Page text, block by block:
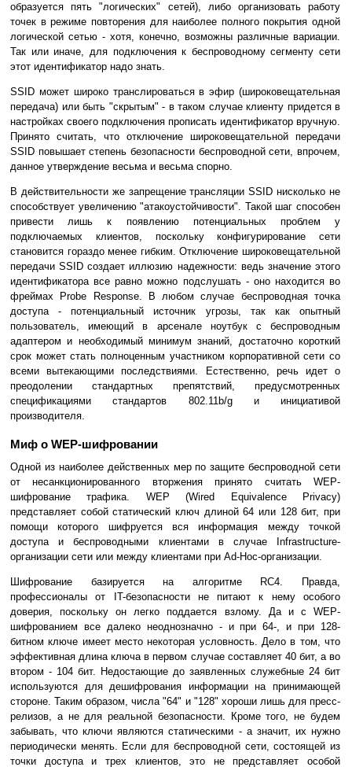
образуется пять "логических" сетей), либо организовать работу
точек в режиме повторения для наиболее полного покрытия одной
логической сетью - хотя, конечно, возможны различные вариации.
Так или иначе, для подключения к беспроводному сегменту сети
этот идентификатор надо знать.
SSID может широко транслироваться в эфир (широковещательная
передача) или быть "скрытым" - в таком случае клиенту придется в
настройках своего подключения прописать идентификатор вручную.
Принято считать, что отключение широковещательной передачи
SSID повышает степень безопасности беспроводной сети, впрочем,
данное утверждение весьма и весьма спорно.
В действительности же запрещение трансляции SSID нисколько не
способствует увеличению "атакоустойчивости". Такой шаг способен
привести лишь к появлению потенциальных проблем у
подключаемых клиентов, поскольку конфигурирование сети
становится гораздо менее гибким. Отключение широковещательной
передачи SSID создает иллюзию надежности: ведь значение этого
идентификатора все равно можно подслушать - оно находится во
фреймах Probe Response. В любом случае беспроводная точка
доступа - потенциальный источник угрозы, так как опытный
пользователь, имеющий в арсенале ноутбук с беспроводным
адаптером и необходимый минимум знаний, достаточно короткий
срок может стать полноценным участником корпоративной сети со
всеми вытекающими последствиями. Естественно, речь идет о
преодолении стандартных препятствий, предусмотренных
спецификациями стандартов 802.11b/g и инициативой
производителя.
Миф о WEP-шифровании
Одной из наиболее действенных мер по защите беспроводной сети
от несанкционированного вторжения принято считать WEP-
шифрование трафика. WEP (Wired Equivalence Privacy)
представляет собой статический ключ длиной 64 или 128 бит, при
помощи которого шифруется вся информация между точкой
доступа и беспроводными клиентами в случае Infrastructure-
организации сети или между клиентами при Ad-Hoc-организации.
Шифрование базируется на алгоритме RC4. Правда,
профессионалы от IT-безопасности не питают к нему особого
доверия, поскольку он легко поддается взлому. Да и с WEP-
шифрованием все далеко неоднозначно - и при 64-, и при 128-
битном ключе имеет место некоторая условность. Дело в том, что
эффективная длина ключа в первом случае составляет 40 бит, а во
втором - 104 бит. Недостающие до заявленных служебные 24 бит
используются для дешифрования информации на принимающей
стороне. Таким образом, числа "64" и "128" хороши лишь для пресс-
релизов, а не для реальной безопасности. Кроме того, не будем
забывать, что ключи являются статическими - а значит, их нужно
периодически менять. Если для беспроводной сети, состоящей из
точки доступа и трех клиентов, это не представляет особой